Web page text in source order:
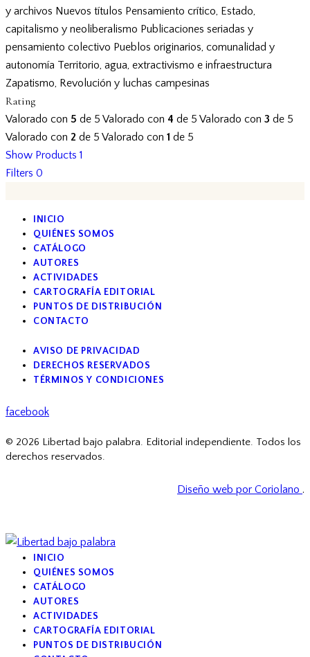
y archivos Nuevos títulos Pensamiento crítico, Estado,
capitalismo y neoliberalismo Publicaciones seriadas y
pensamiento colectivo Pueblos originarios, comunalidad y
autonomía Territorio, agua, extractivismo e infraestructura
Zapatismo, Revolución y luchas campesinas
Rating
Valorado con 5 de 5 Valorado con 4 de 5 Valorado con 3 de 5
Valorado con 2 de 5 Valorado con 1 de 5
Show Products 1
Filters 0
INICIO
QUIÉNES SOMOS
CATÁLOGO
AUTORES
ACTIVIDADES
CARTOGRAFÍA EDITORIAL
PUNTOS DE DISTRIBUCIÓN
CONTACTO
AVISO DE PRIVACIDAD
DERECHOS RESERVADOS
TÉRMINOS Y CONDICIONES
facebook
© 2026 Libertad bajo palabra. Editorial independiente. Todos los
derechos reservados.
Diseño web por Coriolano .
INICIO
QUIÉNES SOMOS
CATÁLOGO
AUTORES
ACTIVIDADES
CARTOGRAFÍA EDITORIAL
PUNTOS DE DISTRIBUCIÓN